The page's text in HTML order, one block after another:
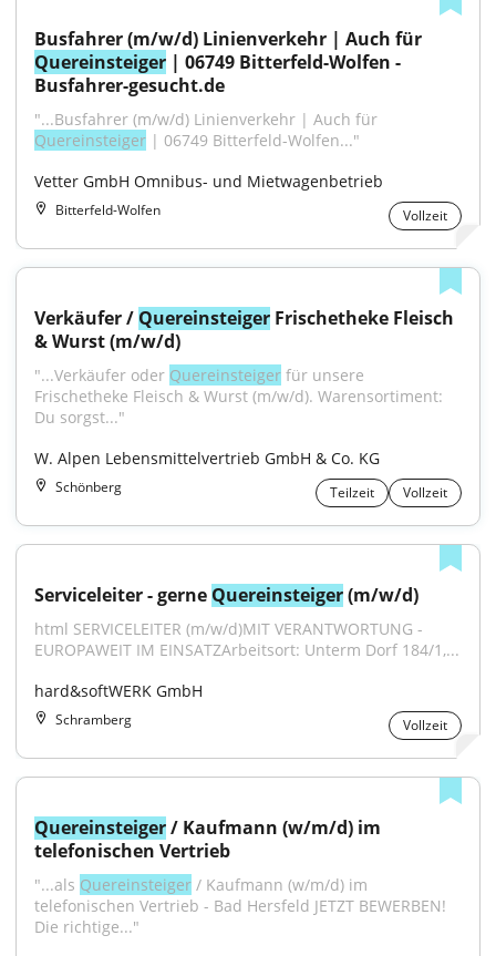
Quereinsteiger | 06749 Bitterfeld-Wolfen -
Busfahrer-gesucht.de
Quereinsteiger | 06749 Bitterfeld-Wolfen..."
Vetter GmbH Omnibus- und Mietwagenbetrieb
Bitterfeld-Wolfen Vollzeit
Verkäufer / Quereinsteiger Frischetheke Fleisch
& Wurst (m/w/d)
"...Verkäufer oder Quereinsteiger für unsere
Frischetheke Fleisch & Wurst (m/w/d). Warensortiment:
Du sorgst..."
W. Alpen Lebensmittelvertrieb GmbH & Co. KG
Schönberg Teilzeit Vollzeit
Serviceleiter - gerne Quereinsteiger (m/w/d)
html SERVICELEITER (m/w/d)MIT VERANTWORTUNG -
EUROPAWEIT IM EINSATZArbeitsort: Unterm Dorf 184/1,...
hard&softWERK GmbH
Schramberg Vollzeit
Quereinsteiger / Kaufmann (w/m/d) im
telefonischen Vertrieb
"...als Quereinsteiger / Kaufmann (w/m/d) im
telefonischen Vertrieb - Bad Hersfeld JETZT BEWERBEN!
Die richtige..."